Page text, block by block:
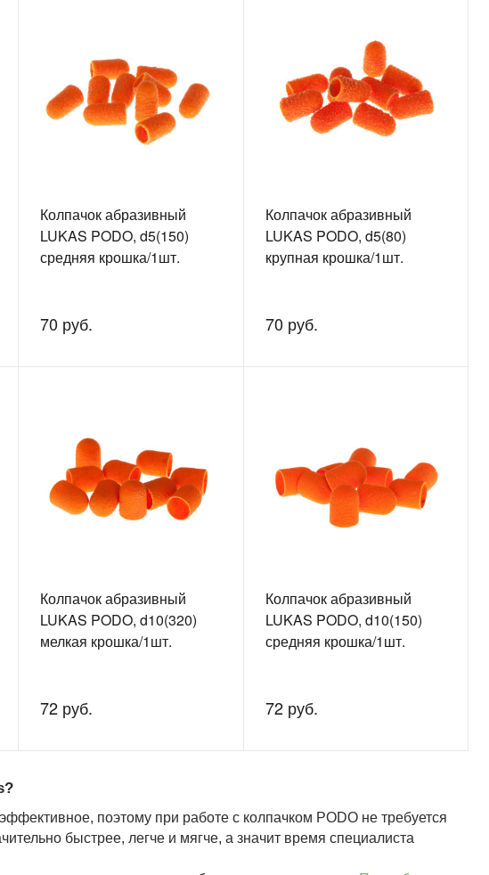
Колпачок абразивный
LUKAS PODO, d5(150)
средняя крошка/1шт.
70 руб.
Колпачок абразивный
LUKAS PODO, d5(80)
крупная крошка/1шт.
70 руб.
Колпачок абразивный
LUKAS PODO, d10(320)
мелкая крошка/1шт.
72 руб.
Колпачок абразивный
LUKAS PODO, d10(150)
средняя крошка/1шт.
72 руб.
поэтому при работе с колпачком PODO не требуется
быстрее, легче и мягче, а значит время специалиста